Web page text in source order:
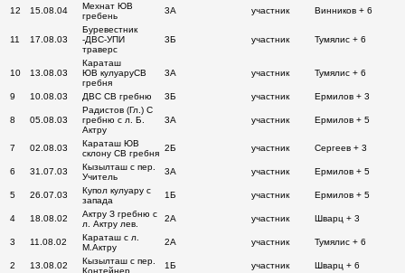
12 15.08.04
Мехнат ЮВ
гребень
3А участник Винников + 6
11 17.08.03
Буревестник
-ДВС-УПИ
траверс
3Б участник Тумялис + 6
10 13.08.03
Караташ
ЮВ кулуаруСВ
гребня
3А участник Тумялис + 6
9 10.08.03 ДВС СВ гребню 3Б участник Ермилов + 3
8 05.08.03
Радистов (Гл.) С
гребню с л. Б.
Актру
3А участник Ермилов + 5
7 02.08.03
Караташ ЮВ
склону СВ гребня
2Б участник Сергеев + 3
6 31.07.03
Кызылташ с пер.
Учитель
3А участник Ермилов + 5
5 26.07.03
Купол кулуару с
запада
1Б участник Ермилов + 5
4 18.08.02
Актру З гребню с
л. Актру лев.
2А участник Шварц + 3
3 11.08.02
Караташ с л.
М.Актру
2А участник Тумялис + 6
2 13.08.02
Кызылташ с пер.
Контейнер
1Б участник Шварц + 6